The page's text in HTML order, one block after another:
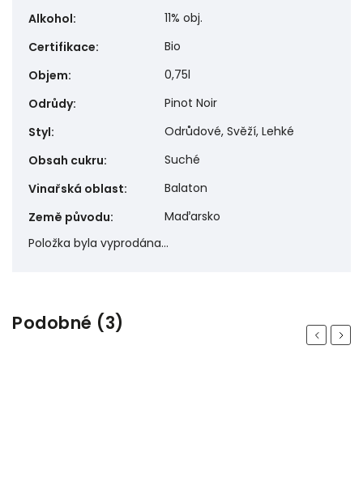
Alkohol:
11% obj.
Certifikace:
Bio
Objem:
0,75l
Odrůdy:
Pinot Noir
Styl:
Odrůdové, Svěží, Lehké
Obsah cukru:
Suché
Vinařská oblast:
Balaton
Země původu:
Maďarsko
Položka byla vyprodána…
Podobné (3) Previous
Next